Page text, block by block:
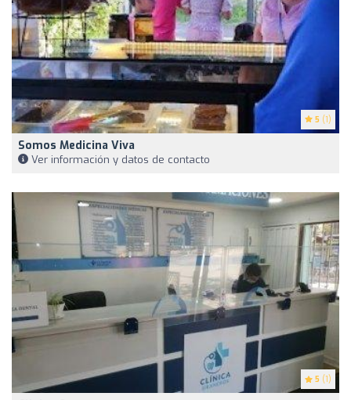
5 (1)
Somos Medicina Viva
Ver información y datos de contacto
5 (1)